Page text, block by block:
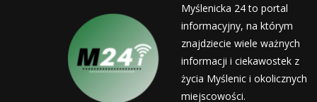
Myślenicka 24 to portal
informacyjny, na którym
znajdziecie wiele ważnych
informacji i ciekawostek z
życia Myślenic i okolicznych
miejscowości.